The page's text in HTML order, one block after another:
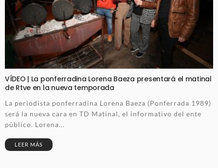
VÍDEO | La ponferradina Lorena Baeza presentará el matinal
de Rtve en la nueva temporada
La periodista ponferradina Lorena Baeza (Ponferrada 1989)
será la nueva cara en TD Matinal, el informativo del ente
público. Lorena...
LEER MÁS